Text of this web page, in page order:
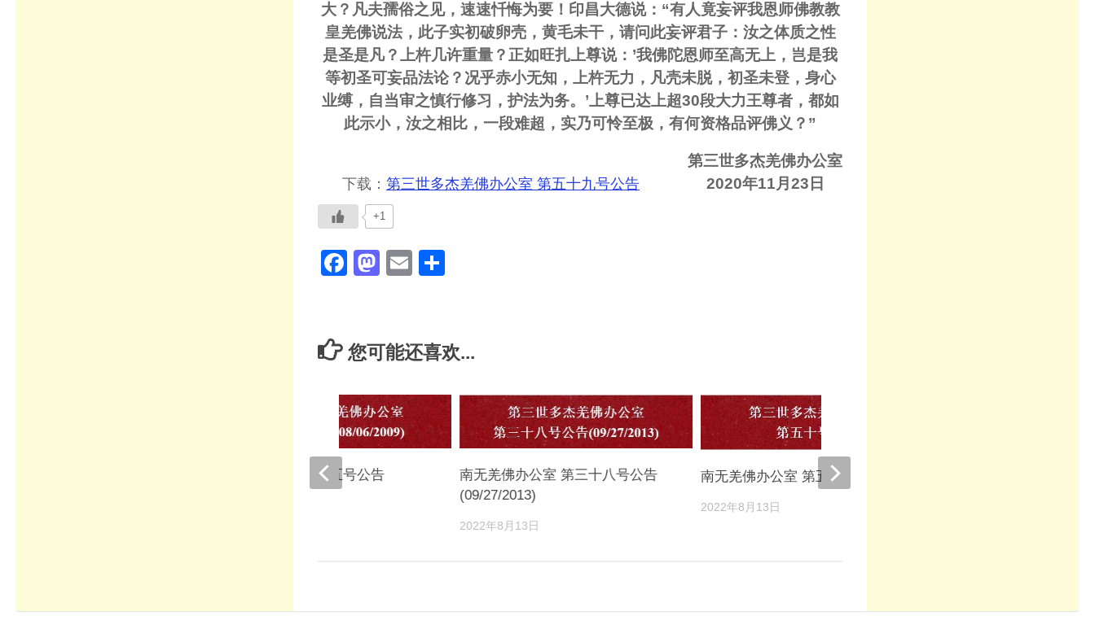
大？凡夫孺俗之见，速速忏悔为要！印昌大德说：“有人竟妄评我恩师佛教教
皇羌佛说法，此子实初破卵壳，黄毛未干，请问此妄评君子：汝之体质之性
是圣是凡？上杵几许重量？正如旺扎上尊说：’我佛陀恩师至高无上，岂是我
等初圣可妄品法论？况乎赤小无知，上杵无力，凡壳未脱，初圣未登，身心
业缚，自当审之慎行修习，护法为务。’上尊已达上超30段大力王尊者，都如
此示小，汝之相比，一段难超，实乃可怜至极，有何资格品评佛义？”
第三世多杰羌佛办公室
2020年11月23日
下载： 第三世多杰羌佛办公室 第五十九号公告
+1
Facebook
Mastodon
Email
您可能还喜欢...
南无羌佛办公室 第三十八号公告
(09/27/2013)
2022年8月13日
南无羌佛办公室 第五十号公告
2022年8月13日
南无羌佛办公室第五号公告